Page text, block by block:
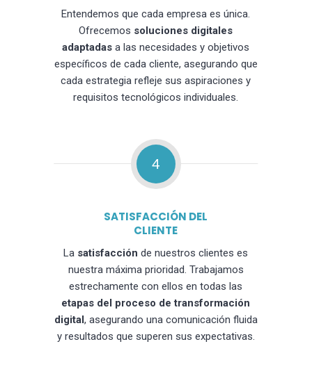
Entendemos que cada empresa es única.
Ofrecemos soluciones digitales
adaptadas a las necesidades y objetivos
específicos de cada cliente, asegurando que
cada estrategia refleje sus aspiraciones y
requisitos tecnológicos individuales.
4
SATISFACCIÓN DEL
CLIENTE
La satisfacción de nuestros clientes es
nuestra máxima prioridad. Trabajamos
estrechamente con ellos en todas las
etapas del proceso de transformación
digital, asegurando una comunicación fluida
y resultados que superen sus expectativas.